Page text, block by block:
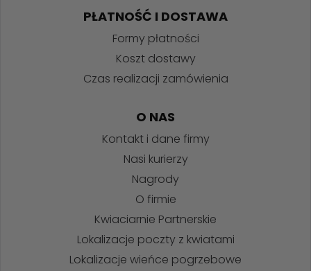
PŁATNOŚĆ I DOSTAWA
Formy płatności
Koszt dostawy
Czas realizacji zamówienia
O NAS
Kontakt i dane firmy
Nasi kurierzy
Nagrody
O firmie
Kwiaciarnie Partnerskie
Lokalizacje poczty z kwiatami
Lokalizacje wieńce pogrzebowe